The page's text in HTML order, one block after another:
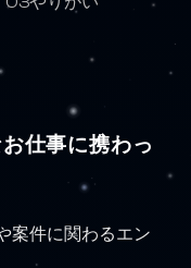
仕事に携わっ
案件に関わるエン